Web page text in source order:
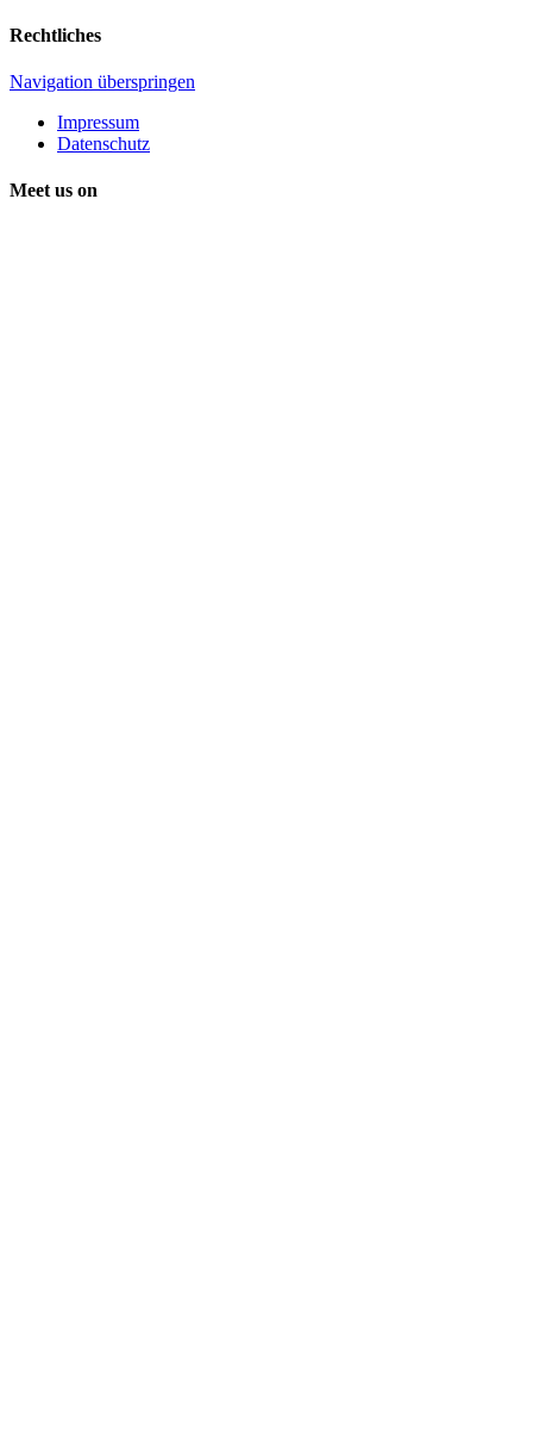
Rechtliches
Navigation überspringen
Impressum
Datenschutz
Meet us on